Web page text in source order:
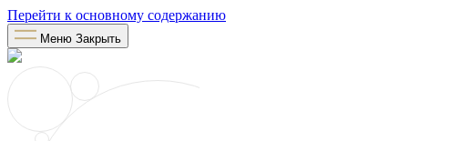
Перейти к основному содержанию
Меню Закрыть